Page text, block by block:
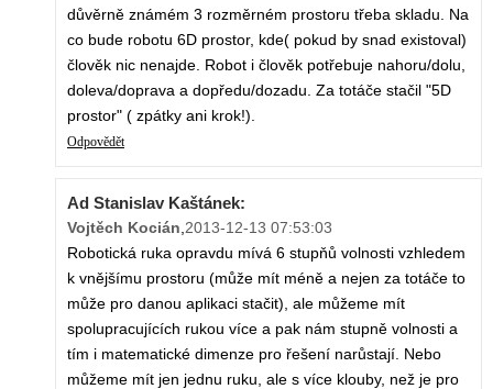
důvěrně známém 3 rozměrném prostoru třeba skladu. Na
co bude robotu 6D prostor, kde( pokud by snad existoval)
člověk nic nenajde. Robot i člověk potřebuje nahoru/dolu,
doleva/doprava a dopředu/dozadu. Za totáče stačil "5D
prostor" ( zpátky ani krok!).
Odpovědět
Ad Stanislav Kaštánek:
Vojtěch Kocián,2013-12-13 07:53:03
Robotická ruka opravdu mívá 6 stupňů volnosti vzhledem
k vnějšímu prostoru (může mít méně a nejen za totáče to
může pro danou aplikaci stačit), ale můžeme mít
spolupracujících rukou více a pak nám stupně volnosti a
tím i matematické dimenze pro řešení narůstají. Nebo
můžeme mít jen jednu ruku, ale s více klouby, než je pro